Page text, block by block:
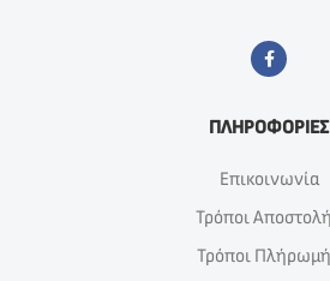
ΠΛΗΡΟΦΟΡΙΕΣ
Επικοινωνία
Τρόποι
Τρόποι